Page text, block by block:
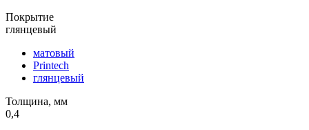
Покрытие
глянцевый
матовый
Printech
глянцевый
Толщина, мм
0,4